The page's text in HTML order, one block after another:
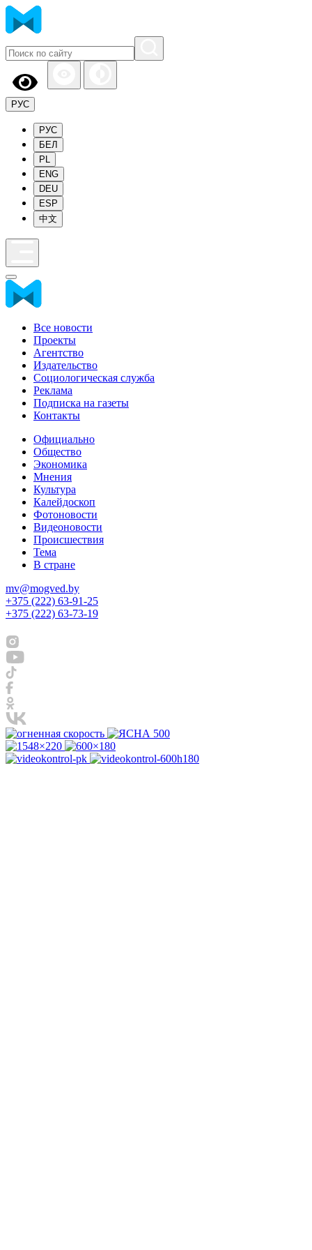
РУС
РУС
БЕЛ
PL
ENG
DEU
ESP
中文
Все новости
Проекты
Агентство
Издательство
Социологическая служба
Реклама
Подписка на газеты
Контакты
Официально
Общество
Экономика
Мнения
Культура
Калейдоскоп
Фотоновости
Видеоновости
Происшествия
Тема
В стране
mv@mogved.by
+375 (222) 63-91-25
+375 (222) 63-73-19